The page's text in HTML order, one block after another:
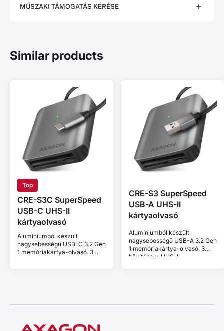
MŰSZAKI TÁMOGATÁS KÉRÉSE
Similar products
Top
CRE-S3C SuperSpeed
USB-C UHS-II
kártyaolvasó
Alumíniumból készült
nagysebességű USB-C 3.2 Gen
1 memóriakártya-olvasó. 3
CRE-S3 SuperSpeed
USB-A UHS-II
kártyaolvasó
Alumíniumból készült
nagysebességű USB-A 3.2 Gen
1 memóriakártya-olvasó. 3
bővítőhely, UHS-II.